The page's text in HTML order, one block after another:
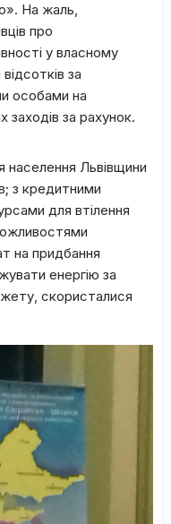
На жаль,
про
у власному
за
особами на
заходів за рахунок.
Львівщини
з кредитними
для втілення
на придбання
енергію за
скористалися